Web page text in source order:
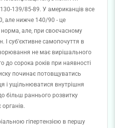
139/85-89. У американців все
але нижче 140/90 - це
норма, але, при своєчасному
І суб'єктивне самопочуття в
не має вирішального
до сорока років при наявності
починає потовщуватись
і ущільнюватися внутрішня
більш раннього розвитку
органів.
гіпертензією в першу